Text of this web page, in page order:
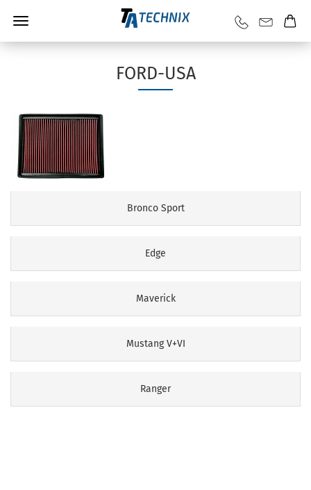
FORD-USA
Bronco Sport
Edge
Maverick
Mustang V+VI
Ranger